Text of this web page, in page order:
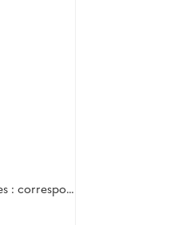
Commission consultative d'études tunisiennes : correspondance